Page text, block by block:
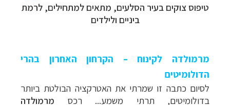
טיפוס צוקים בעיר הסלעים, מתאים למתחילים, לרמת
ביניים ולילדים
מרמולדה לקינוח – הקרחון האחרון בהרי
הדולומיטים
לסיום כתבה זו שמרתי את האטרקציה הבולטת ביותר
בדולומיטים, תרתי משמע... רכס מרמולדה